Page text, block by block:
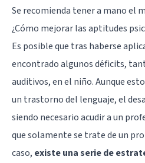
Se recomienda tener a mano el
¿Cómo mejorar las aptitudes
Es posible que tras haberse
encontrado algunos déficits,
auditivos, en el niño. Aunque
un trastorno del lenguaje, el
siendo necesario acudir a un
que solamente se trate de un
caso, existe una serie de